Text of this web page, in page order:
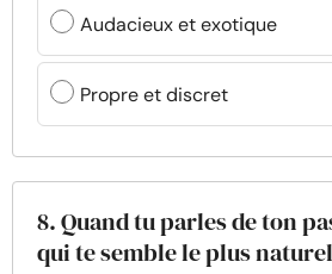
Audacieux et exotique
Propre et discret
8. Quand tu parles de ton
qui te semble le plus